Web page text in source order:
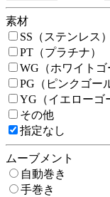
素材
SS（ステンレス）
PT（プラチナ）
WG（ホワイトゴ
PG（ピンクゴー
YG（イエローゴ
その他
指定なし
ムーブメント
自動巻き
手巻き